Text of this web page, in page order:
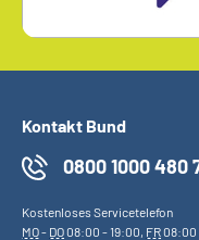
Kontakt Bund
0800 1000 480
Kostenloses Servicetelefon
MO- DO08:00 - 19:00, FR08:00